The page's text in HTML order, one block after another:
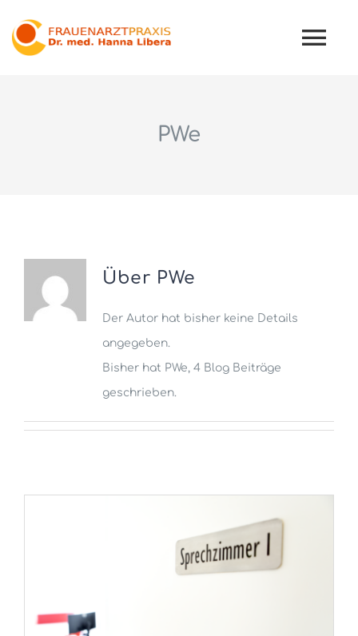
Inhalt
Leistungen
PWe
Über PWe
Der Autor hat bisher keine Details
angegeben.
Bisher hat PWe, 4 Blog Beiträge
geschrieben.